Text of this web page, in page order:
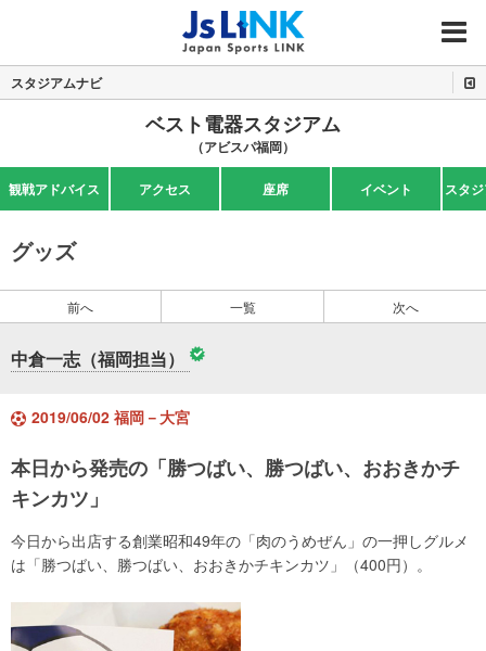
MENU
スタジアムナビ
ベスト電器スタジアム
（アビスパ福岡）
観戦アドバイス アクセス 座席 イベント スタ
グッズ
前へ 一覧 次へ
中倉一志（福岡担当）
2019/06/02 福岡－大宮
本日から発売の「勝つばい、勝つばい、おおきかチ
キンカツ」
今日から出店する創業昭和49年の「肉のうめぜん」の一押しグルメ
は「勝つばい、勝つばい、おおきかチキンカツ」（400円）。